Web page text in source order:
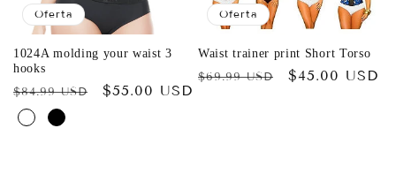
Oferta
1024A molding your waist 3
hooks
Precio
habitual
$84.99 USD
Precio
$55.00 USD
Oferta
Waist trainer print Short Torso
Precio
$69.99 USD
Precio
$45.00 USD